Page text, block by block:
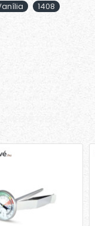
1408